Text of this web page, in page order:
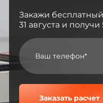
Закажи
31 августа и
Заказать расчет